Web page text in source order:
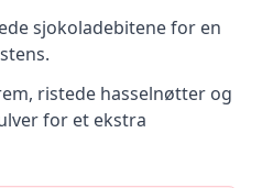
sjokoladebitene for en
ristede hasselnøtter og
for et ekstra